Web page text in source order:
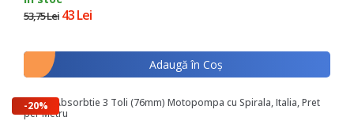
53,75 Lei 43 Lei
Adaugă în Coş
-20%
Furtun Absorbtie 3 Toli (76mm) Motopompa cu Spirala, Italia, Pret
per Metru